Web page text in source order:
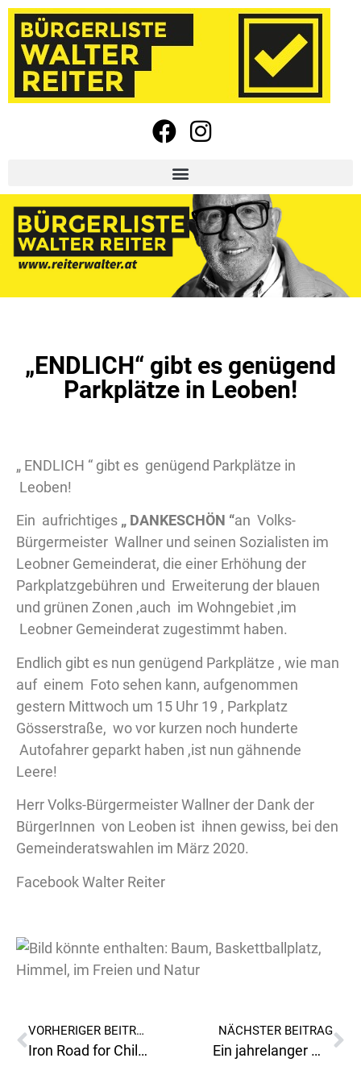
„ENDLICH“ gibt es genügend
Parkplätze in Leoben!
„ ENDLICH “ gibt es genügend Parkplätze in
Leoben!
Ein aufrichtiges „ DANKESCHÖN “an Volks-
Bürgermeister Wallner und seinen Sozialisten im
Leobner Gemeinderat, die einer Erhöhung der
Parkplatzgebühren und Erweiterung der blauen
und grünen Zonen ,auch im Wohngebiet ,im
Leobner Gemeinderat zugestimmt haben.
Endlich gibt es nun genügend Parkplätze , wie man
auf einem Foto sehen kann, aufgenommen
gestern Mittwoch um 15 Uhr 19 , Parkplatz
Gösserstraße, wo vor kurzen noch hunderte
Autofahrer geparkt haben ,ist nun gähnende
Leere!
Herr Volks-Bürgermeister Wallner der Dank der
BürgerInnen von Leoben ist ihnen gewiss, bei den
Gemeinderatswahlen im März 2020.
Facebook Walter Reiter
VORHERIGER BEITRAG
Iron Road for Children 2018
NÄCHSTER BEITRAG
Ein jahrelanger Wunsch der Bevölkerung im Ortsteil Donawitz dürfte noch in diesem Jahr umgesetzt werden!